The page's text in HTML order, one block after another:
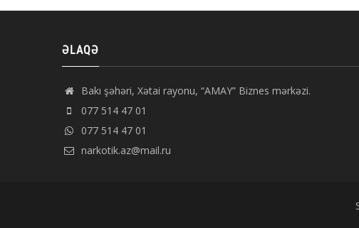
ƏLAQƏ
Bakı şəhəri, Xətai rayonu, “AMAY” Biznes mərkəzi.
077 514 47 01
077 514 47 01
narkotik.az@mail.ru